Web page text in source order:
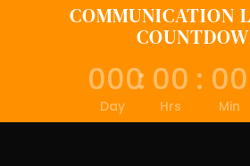
COMMUNICATION
000
Day
: 00
Hrs
: 00
Min